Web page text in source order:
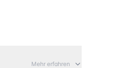
Mehr erfahren